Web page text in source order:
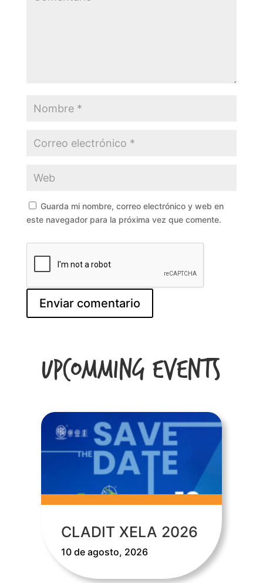
Guarda mi nombre, correo electrónico y web en
este navegador para la próxima vez que comente.
Upcomming Events
CLADIT XELA 2026
10 de agosto, 2026